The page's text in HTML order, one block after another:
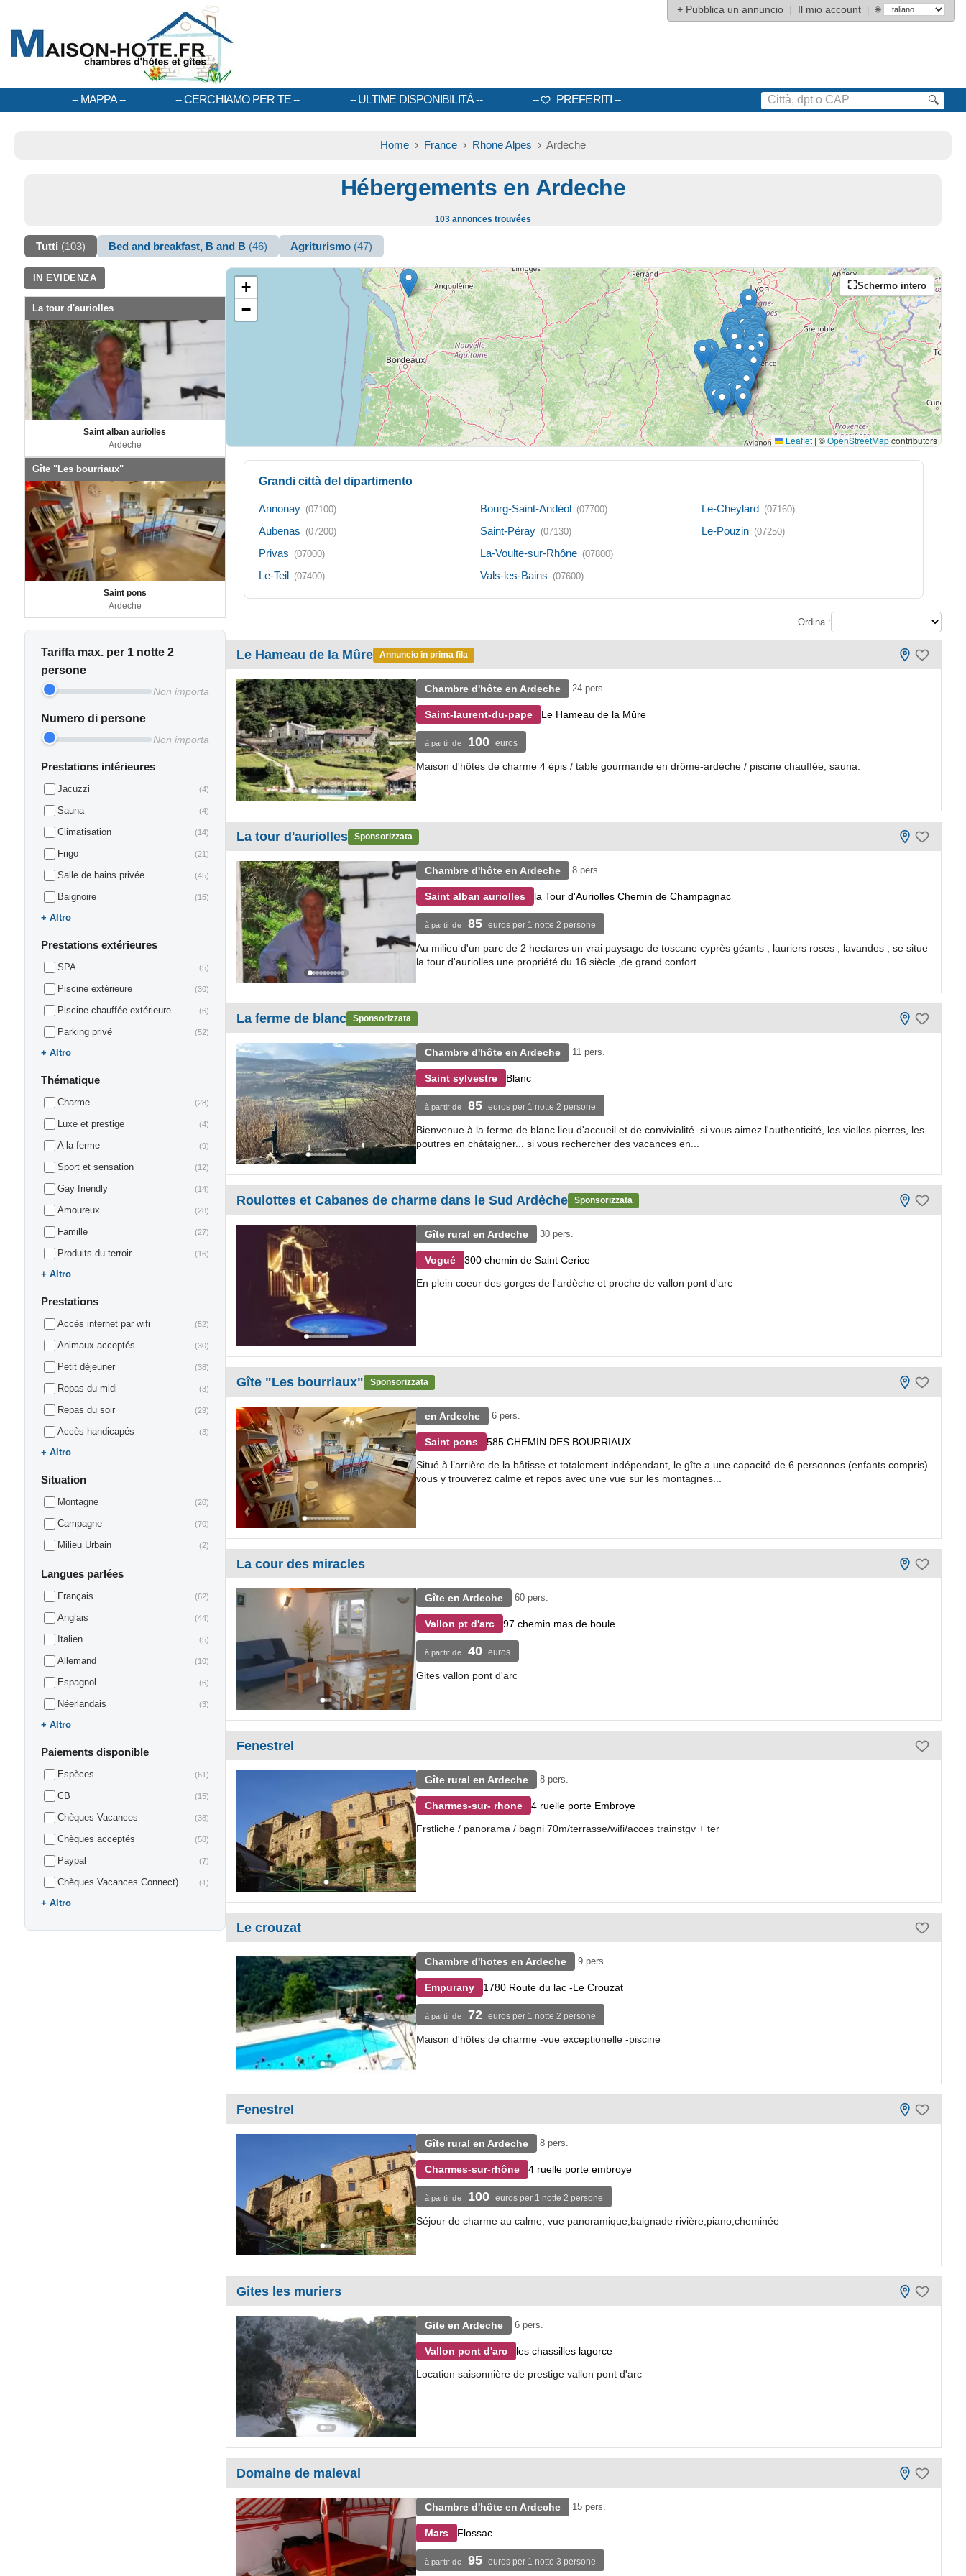
+ Pubblica un annuncio | Il mio account | 🌐
MAPPA CERCHIAMO PER TE ULTIME DISPONIBILITÀ PREFERITI 🔍
Home› France› Rhone Alpes › Ardeche
Hébergements en Ardeche
103 annonces trouvées
Tutti (103) Bed and breakfast, B and B (46) Agriturismo (47)
IN EVIDENZA
La tour d'auriolles
Saint alban auriolles
Ardeche
Gîte "Les bourriaux"
Saint pons
Ardeche
Tariffa max. per 1 notte 2
persone
Non importa
Numero di persone
Non importa
Prestations intérieures
Jacuzzi (4)
Sauna (4)
Climatisation (14)
Frigo (21)
Salle de bains privée (45)
Baignoire (15)
Altro
Prestations extérieures
SPA (5)
Piscine extérieure (30)
Piscine chauffée extérieure (6)
Parking privé (52)
Altro
Thématique
Charme (28)
Luxe et prestige (4)
A la ferme (9)
Sport et sensation (12)
Gay friendly (14)
Amoureux (28)
Famille (27)
Produits du terroir (16)
Altro
Prestations
Accès internet par wifi (52)
Animaux acceptés (30)
Petit déjeuner (38)
Repas du midi (3)
Repas du soir (29)
Accès handicapés (3)
Altro
Situation
Montagne (20)
Campagne (70)
Milieu Urbain (2)
Langues parlées
Français (62)
Anglais (44)
Italien (5)
Allemand (10)
Espagnol (6)
Néerlandais (3)
Altro
Paiements disponible
Espèces (61)
CB (15)
Chèques Vacances (38)
Chèques acceptés (58)
Paypal (7)
Chèques Vacances Connect) (1)
Altro
Schermo intero
+
−
Leaflet | ©OpenStreetMapcontributors
Grandi città del dipartimento
Annonay (07100)
Aubenas (07200)
Privas (07000)
Le-Teil (07400)
Bourg-Saint-Andéol (07700)
Saint-Péray (07130)
La-Voulte-sur-Rhône (07800)
Vals-les-Bains (07600)
Le-Cheylard (07160)
Le-Pouzin (07250)
Ordina :
Le Hameau de la Mûre Annuncio in prima fila
Chambre d'hôte en Ardeche 24 pers.
Saint-laurent-du-pape Le Hameau de la Mûre
à partir de 100 euros
Maison d'hôtes de charme 4 épis / table gourmande en drôme-ardèche / piscine chauffée, sauna.
La tour d'auriolles Sponsorizzata
Chambre d'hôte en Ardeche 8 pers.
Saint alban auriolles la Tour d'Auriolles Chemin de Champagnac
à partir de 85 euros per 1 notte 2 persone
Au milieu d'un parc de 2 hectares un vrai paysage de toscane cyprès géants , lauriers roses , lavandes , se situe
la tour d'auriolles une propriété du 16 siècle ,de grand confort...
La ferme de blanc Sponsorizzata
Chambre d'hôte en Ardeche 11 pers.
Saint sylvestre Blanc
à partir de 85 euros per 1 notte 2 persone
Bienvenue à la ferme de blanc lieu d'accueil et de convivialité. si vous aimez l'authenticité, les vielles pierres, les
poutres en châtaigner... si vous rechercher des vacances en...
Roulottes et Cabanes de charme dans le Sud Ardèche Sponsorizzata
Gîte rural en Ardeche 30 pers.
Vogué 300 chemin de Saint Cerice
En plein coeur des gorges de l'ardèche et proche de vallon pont d'arc
Gîte "Les bourriaux" Sponsorizzata
en Ardeche 6 pers.
Saint pons 585 CHEMIN DES BOURRIAUX
Situé à l’arrière de la bâtisse et totalement indépendant, le gîte a une capacité de 6 personnes (enfants compris).
vous y trouverez calme et repos avec une vue sur les montagnes...
La cour des miracles
Gîte en Ardeche 60 pers.
Vallon pt d'arc 97 chemin mas de boule
à partir de 40 euros
Gites vallon pont d'arc
Fenestrel
Gîte rural en Ardeche 8 pers.
Charmes-sur- rhone 4 ruelle porte Embroye
Frstliche / panorama / bagni 70m/terrasse/wifi/acces trainstgv + ter
Le crouzat
Chambre d'hotes en Ardeche 9 pers.
Empurany 1780 Route du lac -Le Crouzat
à partir de 72 euros per 1 notte 2 persone
Maison d'hôtes de charme -vue exceptionelle -piscine
Fenestrel
Gîte rural en Ardeche 8 pers.
Charmes-sur-rhône 4 ruelle porte embroye
à partir de 100 euros per 1 notte 2 persone
Séjour de charme au calme, vue panoramique,baignade rivière,piano,cheminée
Gites les muriers
Gite en Ardeche 6 pers.
Vallon pont d'arc les chassilles lagorce
Location saisonnière de prestige vallon pont d'arc
Domaine de maleval
Chambre d'hôte en Ardeche 15 pers.
Mars Flossac
à partir de 95 euros per 1 notte 3 persone